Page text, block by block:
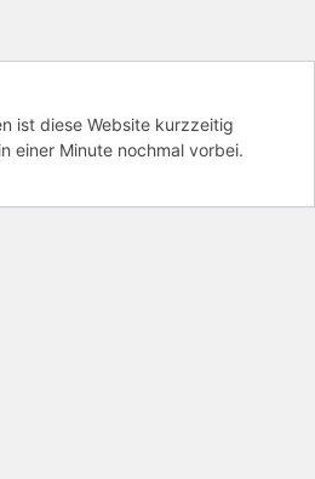
ist diese Website kurzzeitig
einer Minute nochmal vorbei.